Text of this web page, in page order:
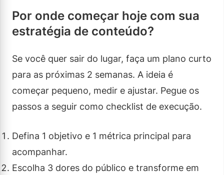
Por onde começar hoje com sua
estratégia de conteúdo?
Se você quer sair do lugar, faça um plano curto
para as próximas 2 semanas. A ideia é
começar pequeno, medir e ajustar. Pegue os
passos a seguir como checklist de execução.
Defina 1 objetivo e 1 métrica principal para
acompanhar.
Escolha 3 dores do público e transforme em